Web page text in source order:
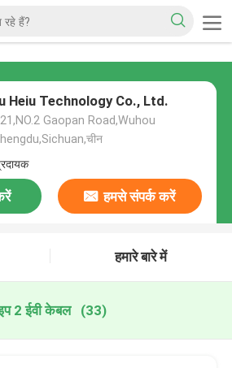
Heiu Technology Co., Ltd.
Gaopan Road,Wuhou
हमसे संपर्क करें
हमारे बारे में
2 ईवी केबल (33)